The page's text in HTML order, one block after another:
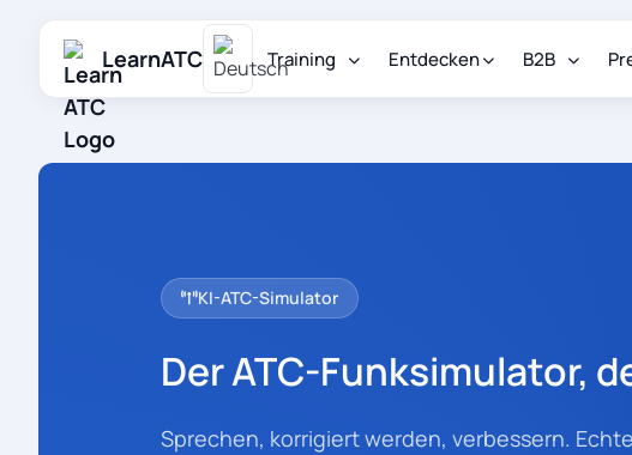
LearnATC Training Entdecken B2B
KI-ATC-Simulator
Der ATC-Funksimulator,
Sprechen, korrigiert werden, verbessern.